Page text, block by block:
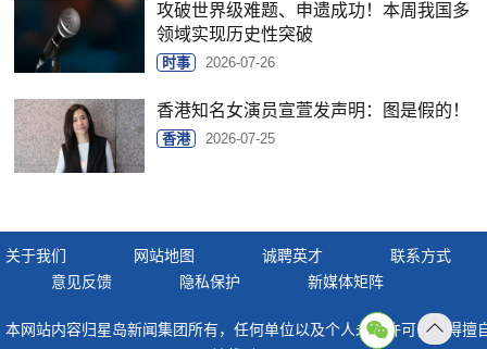
攻破世界级难题、申遗成功！本周我国多
领域实现历史性突破
时事 2026-07-26
香港知名女演员宣萱发声明：图是假的！
香港 2026-07-25
关于我们 网站地图 诚聘英才
联系方式
意见反馈
隐私保护 新媒体矩阵
本网站内容归星岛新闻集团所有，任何单位以及个人未经许可，不得擅